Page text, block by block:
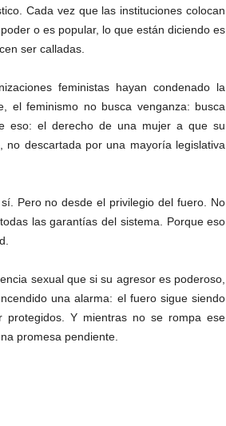
Cada vez que las instituciones colocan
o es popular, lo que están diciendo es
ser calladas.
feministas hayan condenado la
el feminismo no busca venganza: busca
eso: el derecho de una mujer a que su
descartada por una mayoría legislativa
Pero no desde el privilegio del fuero. No
las garantías del sistema. Porque eso
sexual que si su agresor es poderoso,
una alarma: el fuero sigue siendo
Y mientras no se rompa ese
promesa pendiente.